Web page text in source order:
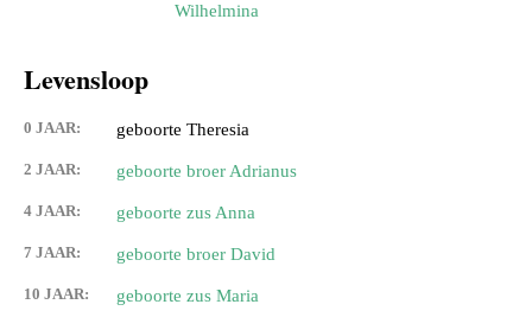
Wilhelmina
Levensloop
0 JAAR: geboorte Theresia
2 JAAR: geboorte broer Adrianus
4 JAAR: geboorte zus Anna
7 JAAR: geboorte broer David
10 JAAR: geboorte zus Maria